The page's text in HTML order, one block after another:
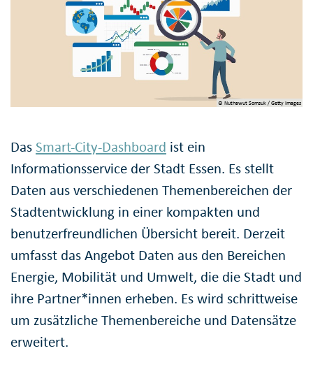
© Nuthawut Somsuk / Getty Images
DasSmart-City-Dashboard ist ein
Informationsservice der Stadt Essen. Es stellt
Daten aus verschiedenen Themenbereichen der
Stadtentwicklung in einer kompakten und
benutzerfreundlichen Übersicht bereit. Derzeit
umfasst das Angebot Daten aus den Bereichen
Energie, Mobilität und Umwelt, die die Stadt und
ihre Partner*innen erheben. Es wird schrittweise
um zusätzliche Themenbereiche und Datensätze
erweitert.